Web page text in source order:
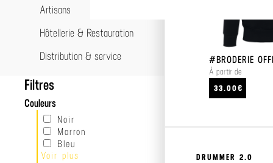
Artisans
Hôtellerie & Restauration
Distribution & service
Filtres
Couleurs
Noir
Marron
Bleu
Gris
Voir plus
#BRODERIE
À partir de
33.00€
DRUMMER 2.0